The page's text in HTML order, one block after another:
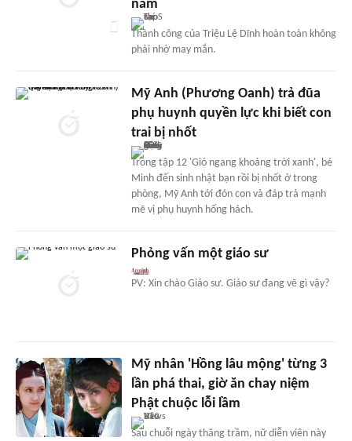
năm
Thành công của Triệu Lệ Dĩnh hoàn toàn không
phải nhờ may mắn.
Mỹ Anh (Phương Oanh) trả đũa
phụ huynh quyền lực khi biết con
trai bị nhốt
Trong tập 12 'Gió ngang khoảng trời xanh', bé
Minh đến sinh nhật bạn rồi bị nhốt ở trong
phòng, Mỹ Anh tới đón con và đáp trả mạnh
mẽ vị phụ huynh hống hách.
Phỏng vấn một giáo sư
PV: Xin chào Giáo sư. Giáo sư đang vẽ gì vậy?
Mỹ nhân 'Hồng lâu mộng' từng 3
lần phá thai, giờ ăn chay niệm
Phật chuộc lỗi lầm
Sau chuỗi ngày thăng trầm, nữ diễn viên này